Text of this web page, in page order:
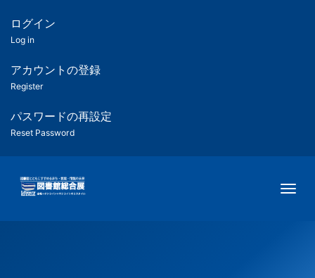
ツ
匿
名
ユ
ー
ー
用
メ
ログイン
Log in
アカウントの登録
Register
パスワードの再設定
Reset Password